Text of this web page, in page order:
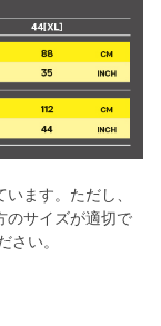
ます。ただし、
のサイズが適切で
さい。